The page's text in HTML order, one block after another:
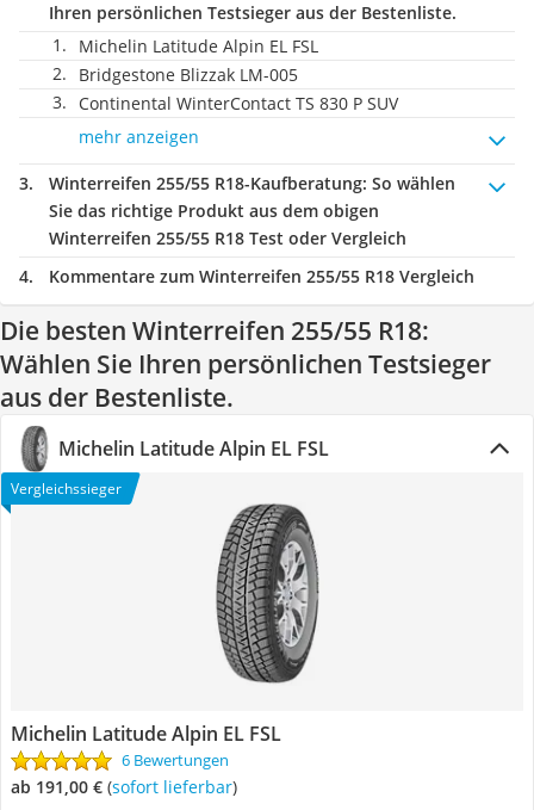
Ihren persönlichen Testsieger aus der Bestenliste.
Michelin Latitude Alpin EL FSL
Bridgestone Blizzak LM-005
Continental WinterContact TS 830 P SUV
mehr anzeigen
Winterreifen 255/55 R18-Kaufberatung: So wählen
Sie das richtige Produkt aus dem obigen
Winterreifen 255/55 R18 Test oder Vergleich
Kommentare zum Winterreifen 255/55 R18 Vergleich
Die besten Winterreifen 255/55 R18:
Wählen Sie Ihren persönlichen Testsieger
aus der Bestenliste.
Michelin Latitude Alpin EL FSL
Vergleichssieger
Michelin Latitude Alpin EL FSL
6 Bewertungen
ab 191,00 € ( Sofort lieferbar)